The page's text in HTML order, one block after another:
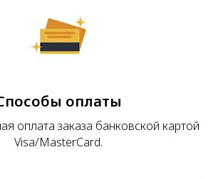
оплаты
оплата заказа банковской картой
Visa/MasterCard.